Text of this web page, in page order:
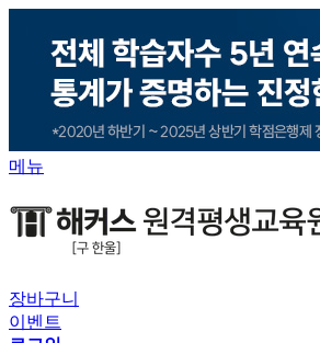
메뉴
장바구니
이벤트